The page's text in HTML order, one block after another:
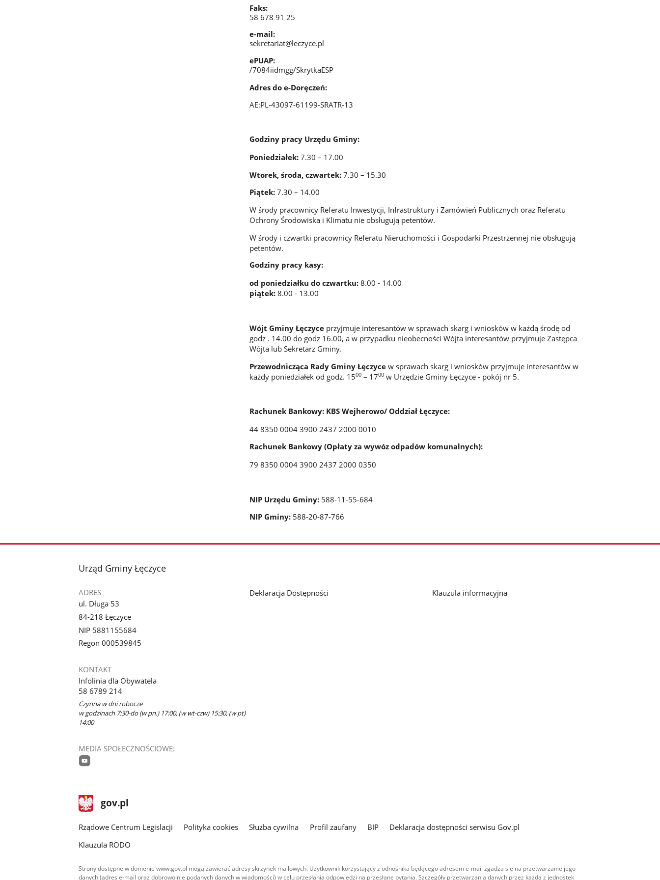
Faks:
58 678 91 25
e-mail:
sekretariat@leczyce.pl
ePUAP:
/7084iidmgg/SkrytkaESP
Adres do e-Doręczeń:
AE:PL-43097-61199-SRATR-13
Godziny pracy Urzędu Gminy:
Poniedziałek: 7.30 – 17.00
Wtorek, środa, czwartek: 7.30 – 15.30
Piątek: 7.30 – 14.00
W środy pracownicy Referatu Inwestycji, Infrastruktury i Zamówień Publicznych oraz Referatu
Ochrony Środowiska i Klimatu nie obsługują petentów.
W środy i czwartki pracownicy Referatu Nieruchomości i Gospodarki Przestrzennej nie obsługują
petentów.
Godziny pracy kasy:
od poniedziałku do czwartku: 8.00 - 14.00
piątek: 8.00 - 13.00
Wójt Gminy Łęczyce przyjmuje interesantów w sprawach skarg i wniosków w każdą środę od
godz . 14.00 do godz 16.00, a w przypadku nieobecności Wójta interesantów przyjmuje Zastępca
Wójta lub Sekretarz Gminy.
Przewodnicząca Rady Gminy Łęczyce w sprawach skarg i wniosków przyjmuje interesantów w
każdy poniedziałek od godz. 1500 – 1700 w Urzędzie Gminy Łęczyce - pokój nr 5.
Rachunek Bankowy: KBS Wejherowo/ Oddział Łęczyce:
44 8350 0004 3900 2437 2000 0010
Rachunek Bankowy (Opłaty za wywóz odpadów komunalnych):
79 8350 0004 3900 2437 2000 0350
NIP Urzędu Gminy: 588-11-55-684
NIP Gminy: 588-20-87-766
stopka
Urząd Gminy Łęczyce
ADRES
ul. Długa 53
84-218 Łęczyce
NIP 5881155684
Regon 000539845
KONTAKT
Infolinia dla Obywatela
58 6789 214
Czynna w dni robocze
w godzinach 7:30-do (w pn.) 17:00, (w wt-czw) 15:30, (w pt)
14:00
MEDIA SPOŁECZNOŚCIOWE:
Deklaracja Dostępności Klauzula informacyjna
stopka
gov.pl Strona
gov.pl
Rządowe Centrum Legislacji Polityka cookies Służba cywilna Profil zaufany BIP
Deklaracja dostępności serwisu Gov.pl
Klauzula RODO
Strony dostępne w domenie www.gov.pl mogą zawierać adresy skrzynek mailowych. Użytkownik korzystający z odnośnika będącego adresem e-mail zgadza się na przetwarzanie jego
danych (adres e-mail oraz dobrowolnie podanych danych w wiadomości) w celu przesłania odpowiedzi na przesłane pytania. Szczegóły przetwarzania danych przez każdą z jednostek